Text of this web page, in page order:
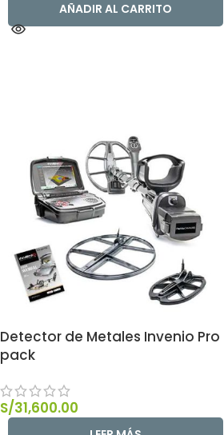
AÑADIR AL CARRITO
Detector de Metales Invenio Pro
pack
S/31,600.00